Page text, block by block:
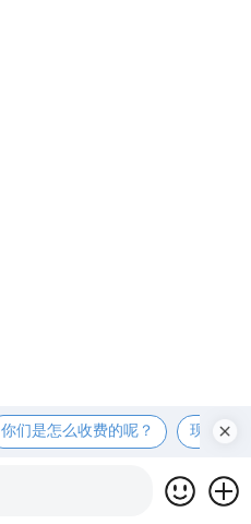
你们是怎么收费的呢？ 现在有